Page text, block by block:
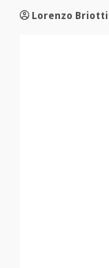
Lorenzo Briotti